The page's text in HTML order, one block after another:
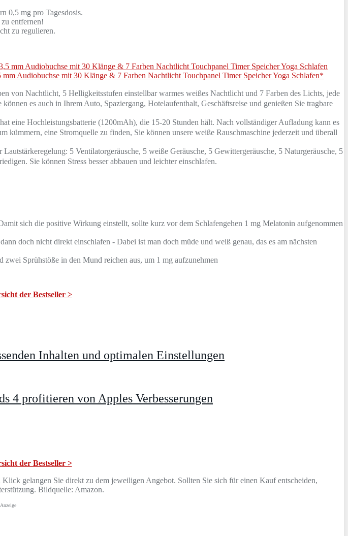
mg pro Tagesdosis.
entfernen!
zu regulieren.
Audiobuchse mit 30 Klänge & 7 Farben Nachtlicht Touchpanel Timer Speicher Yoga Schlafen*
von Nachtlicht, 5 Helligkeitsstufen einstellbar warmes weißes Nachtlicht und 7 Farben des Lichts, jede
es auch in Ihrem Auto, Spaziergang, Hotelaufenthalt, Geschäftsreise und genießen Sie tragbare
eine Hochleistungsbatterie (1200mAh), die 15-20 Stunden hält. Nach vollständiger Aufladung kann es
kümmern, eine Stromquelle zu finden, Sie können unsere weiße Rauschmaschine jederzeit und überall
5 Ventilatorgeräusche, 5 weiße Geräusche, 5 Gewittergeräusche, 5 Naturgeräusche, 5
Sie können Stress besser abbauen und leichter einschlafen.
sich die positive Wirkung einstellt, sollte kurz vor dem Schlafengehen 1 mg Melatonin aufgenommen
doch nicht direkt einschlafen - Dabei ist man doch müde und weiß genau, das es am nächsten
Sprühstöße in den Mund reichen aus, um 1 mg aufzunehmen
der Bestseller >
Inhalten und optimalen Einstellungen
4 profitieren von Apples Verbesserungen
der Bestseller >
gelangen Sie direkt zu dem jeweiligen Angebot. Sollten Sie sich für einen Kauf entscheiden,
Bildquelle: Amazon.
Anzeige